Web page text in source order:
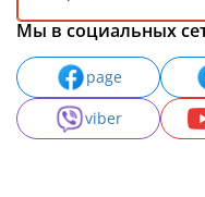
Мы в социальных
page
viber